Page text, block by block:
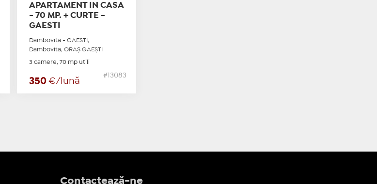
APARTAMENT IN CASA
- 70 MP. + CURTE -
GAESTI
Dambovita - GAESTI,
Dambovita, ORAŞ GAEŞTI
3 camere, 70 mp utili
350€/lună
#13083
Contactează-ne